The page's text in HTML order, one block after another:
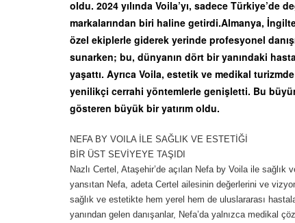
oldu. 2024 yılında Voila’yı, sadece
markalarından biri haline getirdi.Almanya,
özel ekiplerle giderek yerinde profesyonel
sunarken; bu, dünyanın dört bir yanındaki
yaşattı. Ayrıca Voila, estetik ve medikal
yenilikçi cerrahi yöntemlerle genişletti. Bu
gösteren büyük bir yatırım oldu.
NEFA BY VOILA İLE SAĞLIK VE ESTETİĞİ
BİR ÜST SEVİYEYE TAŞIDI
Nazlı Certel, Ataşehir’de açılan Nefa by Voila ile
yansıtan Nefa, adeta Certel ailesinin değerlerini ve
sağlık ve estetikte hem yerel hem de uluslararası
yanından gelen danışanlar, Nefa’da yalnızca medikal